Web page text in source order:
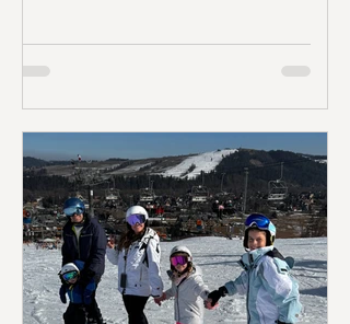
מרוכז לכם בפוסט